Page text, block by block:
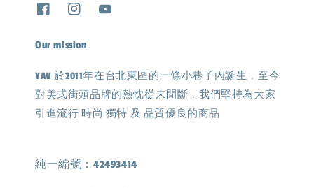
Our mission
YAV 於2011年在台北東區的一條小巷子內誕生，至今
對美式街頭品牌的熱忱從未間斷，我們堅持為大家
引進流行 時尚 獨特 及 品質優良的商品
純一編號：42493414